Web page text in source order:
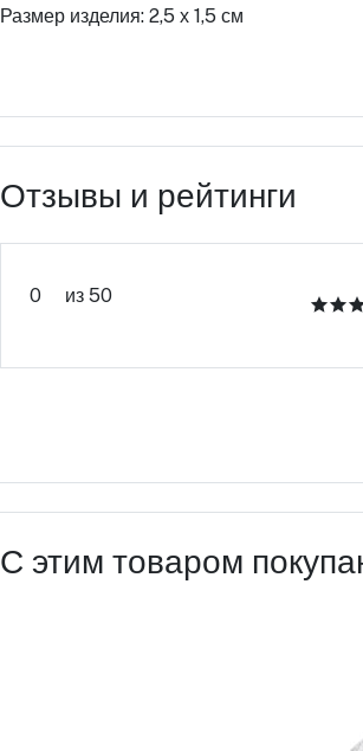
Размер изделия: 2,5 х 1,5 см
Отзывы и рейтинги
0 из 50
С этим товаром